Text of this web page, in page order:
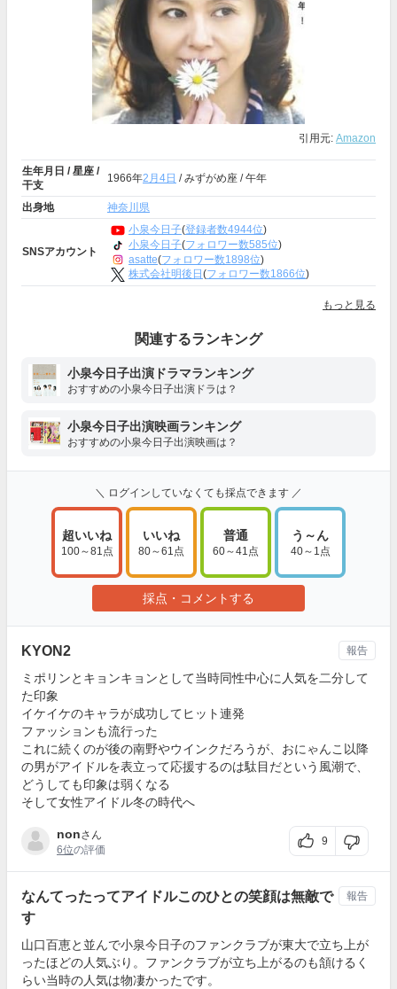
引用元: Amazon
生年月日 / 星座 /
干支
1966年2月4日 / みずがめ座 / 午年
出身地 神奈川県
SNSアカウント
小泉今日子(登録者数4944位)
小泉今日子(フォロワー数585位)
asatte(フォロワー数1898位)
株式会社明後日 (フォロワー数1866位)
もっと見る
関連するランキング
小泉今日子出演ドラマランキング
おすすめの小泉今日子出演ドラは？
小泉今日子出演映画ランキング
おすすめの小泉今日子出演映画は？
＼ ログインしていなくても採点できます ／
超いいね
100～81点
いいね
80～61点
普通
60～41点
う～ん
40～1点
採点・コメントする
KYON2
ミポリンとキョンキョンとして当時同性中心に人気を二分して
た印象
イケイケのキャラが成功してヒット連発
ファッションも流行った
これに続くのが後の南野やウインクだろうが、おにゃんこ以降
の男がアイドルを表立って応援するのは駄目だという風潮で、
どうしても印象は弱くなる
そして女性アイドル冬の時代へ
nonさん
6位の評価
9
報告
なんてったってアイドルこのひとの笑顔は無敵で
す
山口百恵と並んで小泉今日子のファンクラブが東大で立ち上が
ったほどの人気ぶり。ファンクラブが立ち上がるのも頷けるく
らい当時の人気は物凄かったです。
報告